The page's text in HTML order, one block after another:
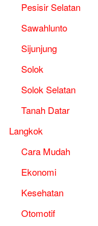
Pesisir Selatan
Sawahlunto
Sijunjung
Solok
Solok Selatan
Tanah Datar
Langkok
Cara Mudah
Ekonomi
Kesehatan
Otomotif